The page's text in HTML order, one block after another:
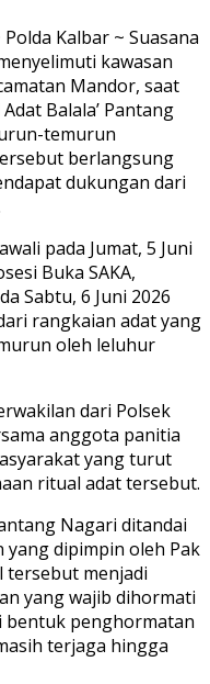
Kalbar ~ Suasana
kawasan
Mandor, saat
Balala’ Pantang
temurun
berlangsung
dukungan dari
pada Jumat, 5 Juni
Buka SAKA,
Sabtu, 6 Juni 2026
rangkaian adat yang
oleh leluhur
dari Polsek
anggota panitia
yang turut
ritual adat tersebut.
Nagari ditandai
dipimpin oleh Pak
tersebut menjadi
yang wajib dihormati
bentuk penghormatan
terjaga hingga